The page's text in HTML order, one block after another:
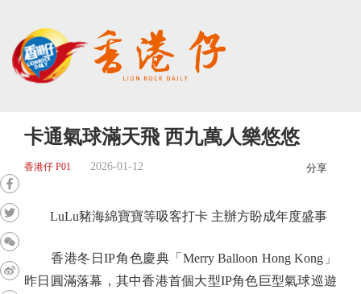
卡通氣球滿天飛 西九萬人樂悠悠
香港仔 P01 2026-01-12 分享
LuLu豬海綿寶寶等吸客打卡 主辦方盼成年度盛事
香港冬日IP角色慶典「Merry Balloon Hong Kong」
昨日圓滿落幕，其中香港首個大型IP角色巨型氣球巡遊